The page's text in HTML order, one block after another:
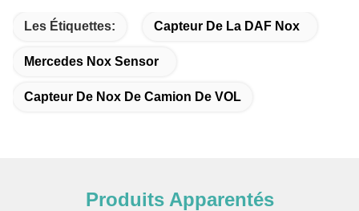
Les Étiquettes: Capteur De La DAF Nox
Mercedes Nox Sensor
Capteur De Nox De Camion De VOL
Produits Apparentés